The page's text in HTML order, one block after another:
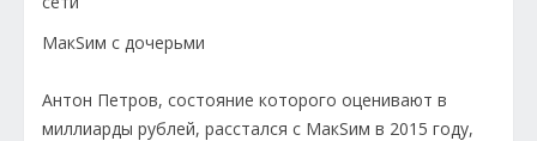
МакSим с дочерьми
Антон Петров, состояние которого оценивают в
миллиарды рублей, расстался с МакSим в 2015 году,